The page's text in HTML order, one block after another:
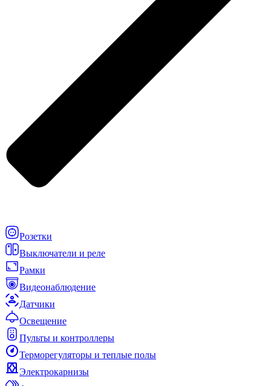
Розетки
Выключатели и реле
Рамки
Видеонаблюдение
Датчики
Освещение
Пульты и контроллеры
Терморегуляторы и теплые полы
Электрокарнизы